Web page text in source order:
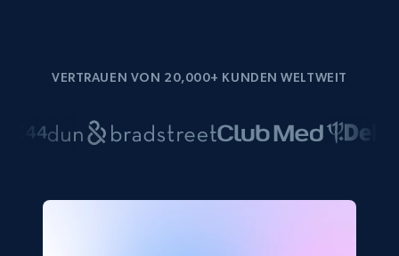
VERTRAUEN VON 20,000+ KUNDEN WELTWEIT